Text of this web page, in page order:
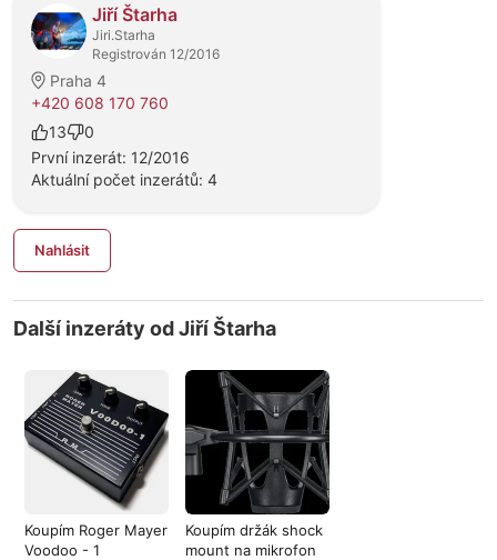
Jiří Štarha
Jiri.Starha
Registrován 12/2016
Praha 4
+420 608 170 760
13
0
První inzerát: 12/2016
Aktuální počet inzerátů: 4
Nahlásit
Další inzeráty od Jiří Štarha
Koupím Roger Mayer
Voodoo - 1
Koupím držák shock
mount na mikrofon